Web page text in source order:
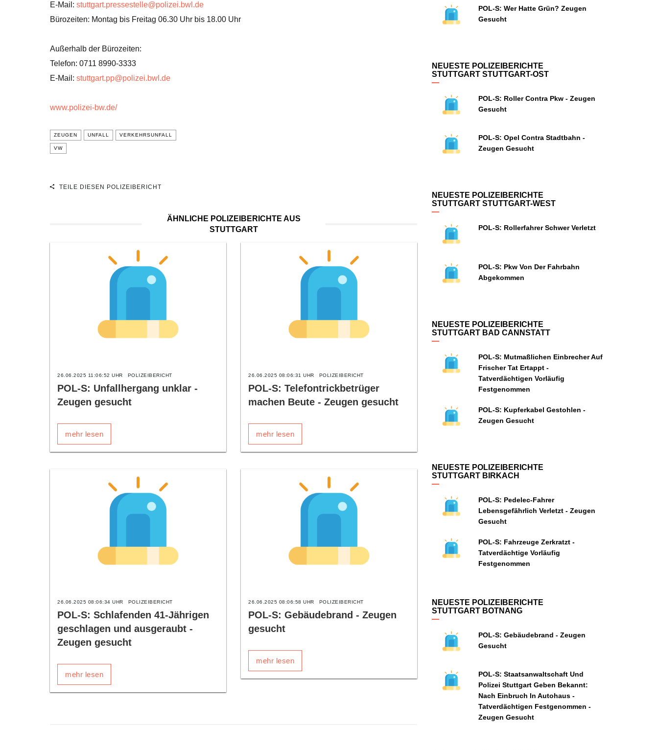
E-Mail: stuttgart.pressestelle@polizei.bwl.de
Bürozeiten: Montag bis Freitag 06.30 Uhr bis 18.00 Uhr
Außerhalb der Bürozeiten:
Telefon: 0711 8990-3333
E-Mail: stuttgart.pp@polizei.bwl.de
www.polizei-bw.de/
ZEUGEN UNFALL VERKEHRSUNFALL
VW
TEILE DIESEN POLIZEIBERICHT
ÄHNLICHE POLIZEIBERICHTE AUS
STUTTGART
26.06.2025 11:06:52 UHR POLIZEIBERICHT
POL-S: Unfallhergang unklar -
Zeugen gesucht
mehr lesen
26.06.2025 08:06:31 UHR POLIZEIBERICHT
POL-S: Telefontrickbetrüger
machen Beute - Zeugen gesucht
mehr lesen
26.06.2025 08:06:34 UHR POLIZEIBERICHT
POL-S: Schlafenden 41-Jährigen
geschlagen und ausgeraubt -
Zeugen gesucht
mehr lesen
26.06.2025 08:06:58 UHR POLIZEIBERICHT
POL-S: Gebäudebrand - Zeugen
gesucht
mehr lesen
POL-S: Wer Hatte Grün? Zeugen
Gesucht
NEUESTE POLIZEIBERICHTE
STUTTGART STUTTGART-OST
POL-S: Roller Contra Pkw - Zeugen
Gesucht
POL-S: Opel Contra Stadtbahn -
Zeugen Gesucht
NEUESTE POLIZEIBERICHTE
STUTTGART STUTTGART-WEST
POL-S: Rollerfahrer Schwer Verletzt
POL-S: Pkw Von Der Fahrbahn
Abgekommen
NEUESTE POLIZEIBERICHTE
STUTTGART BAD CANNSTATT
POL-S: Mutmaßlichen Einbrecher Auf
Frischer Tat Ertappt -
Tatverdächtigen Vorläufig
Festgenommen
POL-S: Kupferkabel Gestohlen -
Zeugen Gesucht
NEUESTE POLIZEIBERICHTE
STUTTGART BIRKACH
POL-S: Pedelec-Fahrer
Lebensgefährlich Verletzt - Zeugen
Gesucht
POL-S: Fahrzeuge Zerkratzt -
Tatverdächtige Vorläufig
Festgenommen
NEUESTE POLIZEIBERICHTE
STUTTGART BOTNANG
POL-S: Gebäudebrand - Zeugen
Gesucht
POL-S: Staatsanwaltschaft Und
Polizei Stuttgart Geben Bekannt:
Nach Einbruch In Autohaus -
Tatverdächtigen Festgenommen -
Zeugen Gesucht